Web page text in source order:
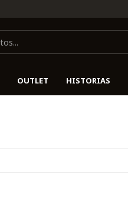
OUTLET HISTORIAS